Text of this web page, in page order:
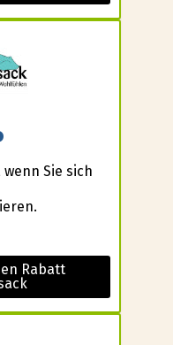
Sie sich
Rabatt